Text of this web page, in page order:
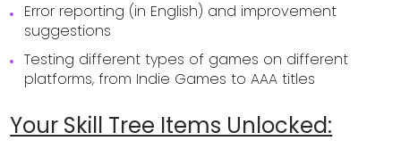
Error reporting (in English) and improvement
suggestions
Testing different types of games on different
platforms, from Indie Games to AAA titles
Your Skill Tree Items Unlocked: